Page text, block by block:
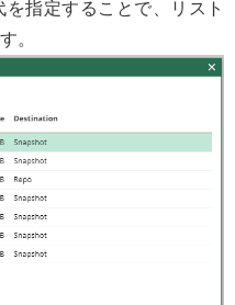
指定することで、リスト
。